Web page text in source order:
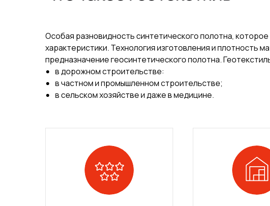
Особая разновидность синтетического полотна,
характеристики. Технология изготовления и
предназначение геосинтетического полотна.
в дорожном строительстве:
в частном и промышленном строительстве;
в сельском хозяйстве и даже в медицине.